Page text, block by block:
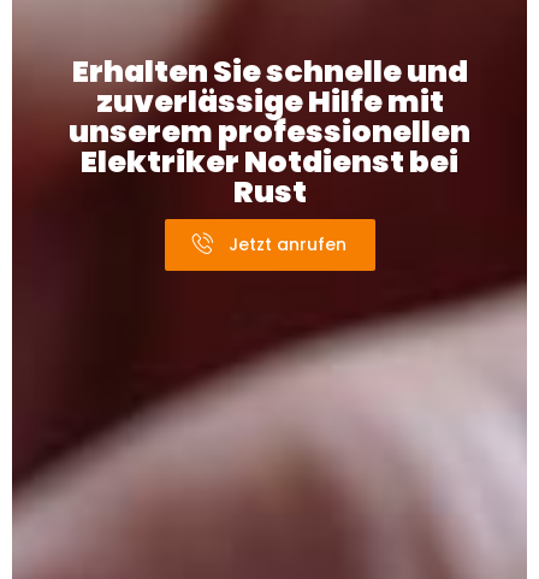
Erhalten Sie schnelle und
zuverlässige Hilfe mit
unserem professionellen
Elektriker Notdienst bei
Rust
Jetzt anrufen